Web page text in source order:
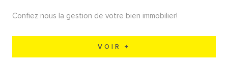
Confiez nous la gestion de votre bien immobilier!
VOIR +